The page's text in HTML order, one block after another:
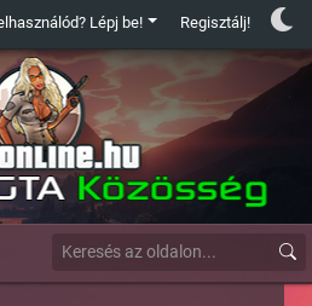
Lépj be! Regisztálj!